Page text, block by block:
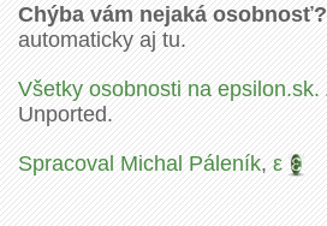
Chýba vám nejaká osobnosť?
automaticky aj tu.
Všetky osobnosti na epsilon.sk.
Unported.
Spracoval Michal Páleník,ε